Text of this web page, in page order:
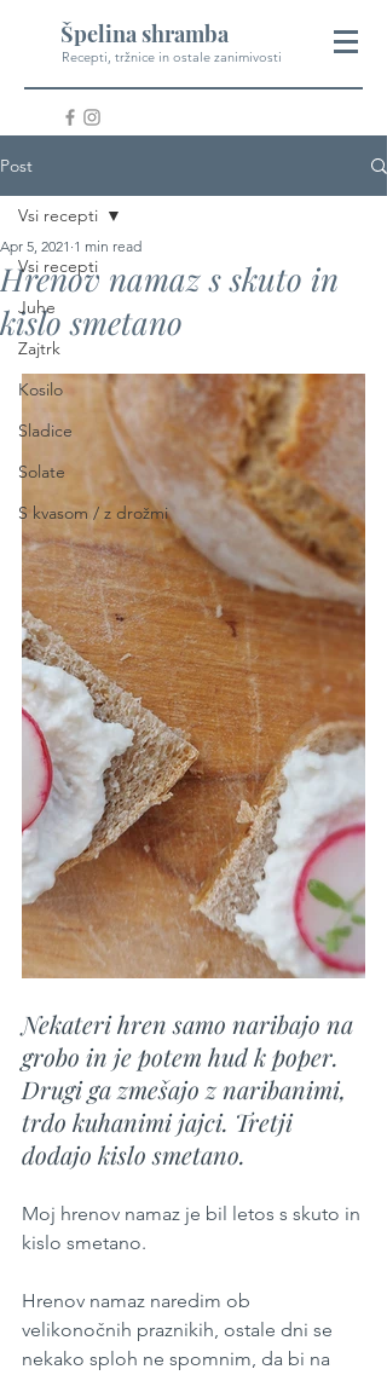
Špelina shramba
Recepti, tržnice in ostale zanimivosti
Post
Vsi recepti
Juhe
Zajtrk
Kosilo
Sladice
Solate
S kvasom / z drožmi
Vsi recepti
Hrenov namaz s skuto in
kislo smetano
Apr 5, 2021 1 min read
Nekateri hren samo naribajo na
grobo in je potem hud k poper.
Drugi ga zmešajo z naribanimi,
trdo kuhanimi jajci. Tretji
dodajo kislo smetano.
Moj hrenov namaz je bil letos s skuto in
kislo smetano.
Hrenov namaz naredim ob
velikonočnih praznikih, ostale dni se
nekako sploh ne spomnim, da bi na